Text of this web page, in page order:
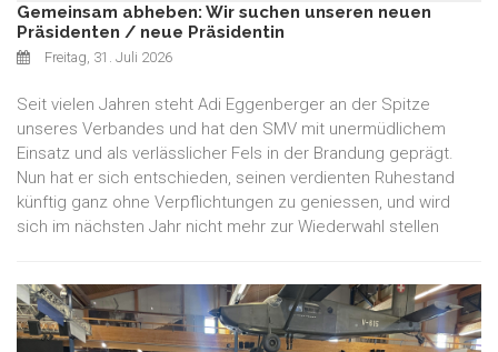
Gemeinsam abheben: Wir suchen unseren neuen
Präsidenten / neue Präsidentin
Freitag, 31. Juli 2026
Seit vielen Jahren steht Adi Eggenberger an der Spitze
unseres Verbandes und hat den SMV mit unermüdlichem
Einsatz und als verlässlicher Fels in der Brandung geprägt.
Nun hat er sich entschieden, seinen verdienten Ruhestand
künftig ganz ohne Verpflichtungen zu geniessen, und wird
sich im nächsten Jahr nicht mehr zur Wiederwahl stellen